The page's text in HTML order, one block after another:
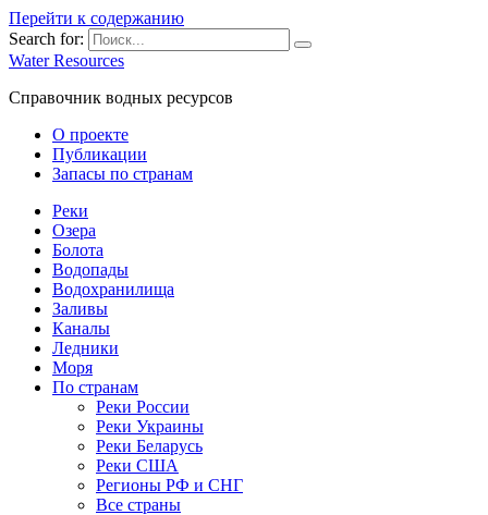
Перейти к содержанию
Search for:
Water Resources
Справочник водных ресурсов
О проекте
Публикации
Запасы по странам
Реки
Озера
Болота
Водопады
Водохранилища
Заливы
Каналы
Ледники
Моря
По странам
Реки России
Реки Украины
Реки Беларусь
Реки США
Регионы РФ и СНГ
Все страны